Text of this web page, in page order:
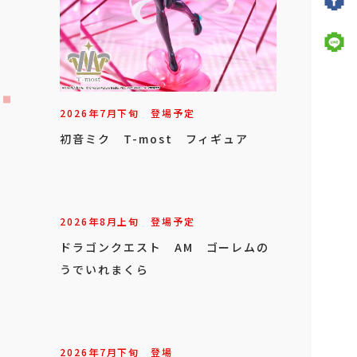
2026年7月下旬 登場予定
初音ミク T-most フィギュア
2026年8月上旬 登場予定
ドラゴンクエスト AM ゴーレムの
うでいれまくら
2026年7月下旬 登場